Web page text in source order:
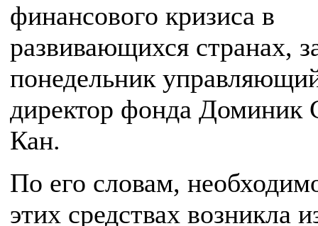
финансового кризиса в
развивающихся странах,
понедельник
директор фонда Доминик
Кан.
По его словам,
этих средствах возникла